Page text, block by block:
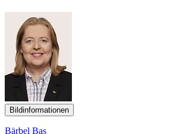
Bildinformationen
Bärbel Bas